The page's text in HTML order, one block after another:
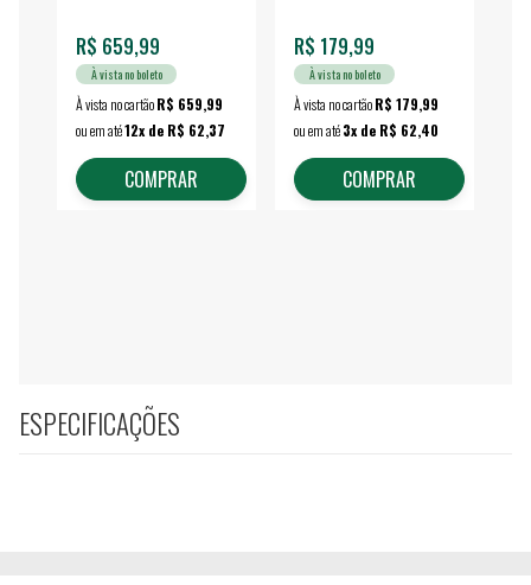
R$ 659,99
À vista no boleto
À vista no cartãoR$ 659,99
ou em até12x de R$ 62,37
COMPRAR
R$ 179,99
À vista no boleto
À vista no cartãoR$ 179,99
ou em até3x de R$ 62,40
COMPRAR
ESPECIFICAÇÕES